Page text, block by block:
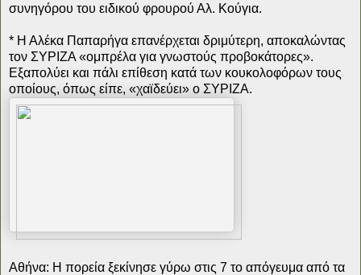
συνηγόρου του ειδικού φρουρού Αλ. Κούγια.
* Η Αλέκα Παπαρήγα επανέρχεται δριμύτερη, αποκαλώντας
τον ΣΥΡΙΖΑ «ομπρέλα για γνωστούς προβοκάτορες».
Εξαπολύει και πάλι επίθεση κατά των κουκολοφόρων τους
οποίους, όπως είπε, «χαϊδεύει» ο ΣΥΡΙΖΑ.
Αθήνα: Η πορεία ξεκίνησε γύρω στις 7 το απόγευμα από τα